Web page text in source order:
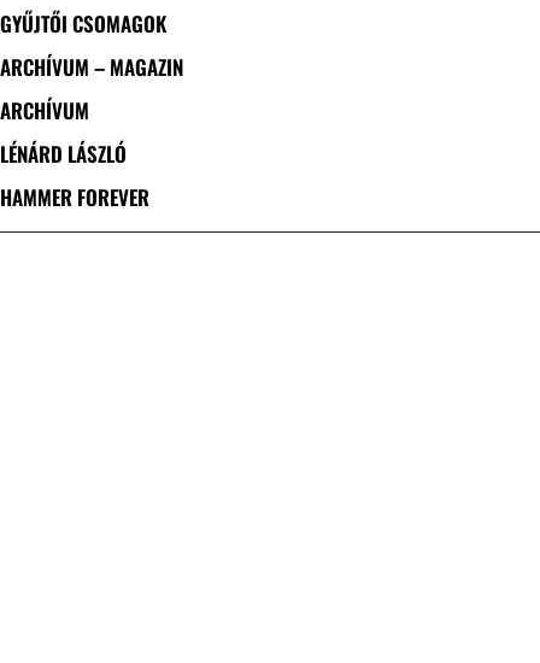
GYŰJTŐI CSOMAGOK
ARCHÍVUM – MAGAZIN
ARCHÍVUM
LÉNÁRD LÁSZLÓ
HAMMER FOREVER